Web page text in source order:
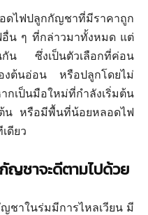
ดไฟปลูกกัญชาที่มีราคาถูก
น ๆ ที่กล่าวมาทั้งหมด แต่
กัน ซึ่งเป็นตัวเลือกที่ค่อน
งต้นอ่อน หรือปลูกโดยไม่
กเป็นมือใหม่ที่กำลังเริ่มต้น
น หรือมีพื้นที่น้อยหลอดไฟ
ดียว
ญชาจะดีตามไปด้วย
ชาในร่มมีการไหลเวียน มี